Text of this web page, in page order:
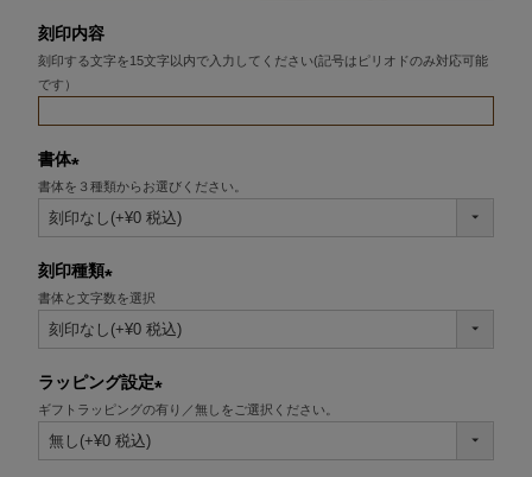
刻印内容
刻印する文字を15文字以内で入力してください(記号はピリオドのみ対応可能
です）
書体
(必
須)
書体を３種類からお選びください。
刻印種類
(必
須)
書体と文字数を選択
ラッピング設定
(必
ギフトラッピングの有り／無しをご選択ください。